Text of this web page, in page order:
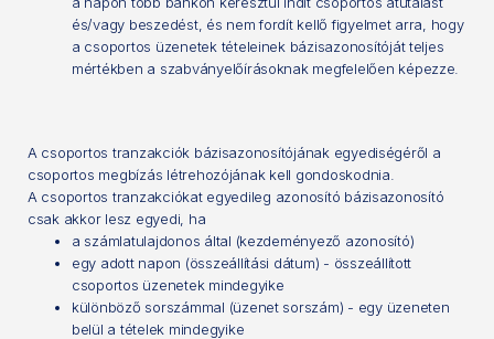
és/vagy beszedést, és nem fordít kellő figyelmet arra, hogy
a csoportos üzenetek tételeinek bázisazonosítóját teljes
mértékben a szabványelőírásoknak megfelelően képezze.
A csoportos tranzakciók bázisazonosítójának egyediségéről a
csoportos megbízás létrehozójának kell gondoskodnia.
A csoportos tranzakciókat egyedileg azonosító bázisazonosító
csak akkor lesz egyedi, ha
a számlatulajdonos által (kezdeményező azonosító)
egy adott napon (összeállítási dátum) - összeállított
csoportos üzenetek mindegyike
különböző sorszámmal (üzenet sorszám) - egy üzeneten
belül a tételek mindegyike